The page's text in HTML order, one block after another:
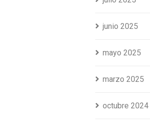
junio 2025
mayo 2025
marzo 2025
octubre 2024